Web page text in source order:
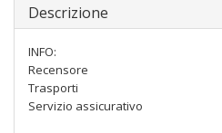
Descrizione
INFO:
Recensore
Trasporti
Servizio assicurativo